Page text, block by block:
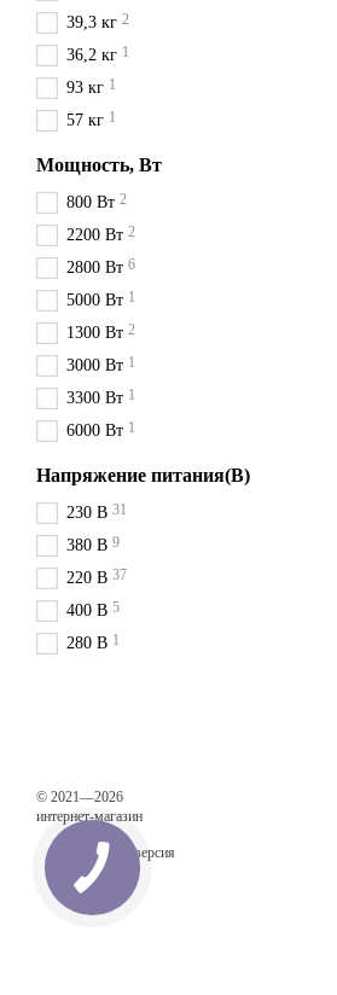
39,3 кг 2
36,2 кг 1
93 кг 1
57 кг 1
Мощность, Вт
800 Вт 2
2200 Вт 2
2800 Вт 6
5000 Вт 1
1300 Вт 2
3000 Вт 1
3300 Вт 1
6000 Вт 1
Напряжение питания(В)
230 В 31
380 В 9
220 В 37
400 В 5
280 В 1
© 2021—2026
интернет-магазин
Мобильная версия